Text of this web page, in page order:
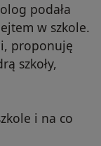
podała
w szkole.
proponuję
szkoły,
i na co